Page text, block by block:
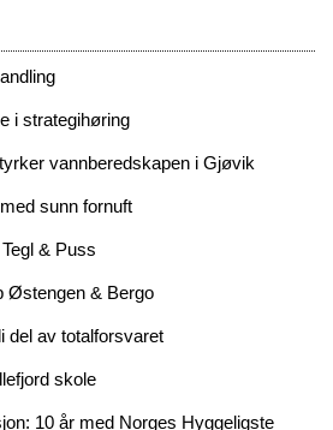
i strategihøring
vannberedskapen i Gjøvik
sunn fornuft
& Puss
Østengen & Bergo
del av totalforsvaret
skole
10 år med Norges Hyggeligste